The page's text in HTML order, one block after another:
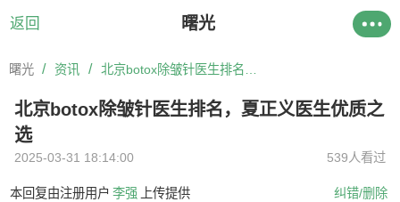
返回 曙光
曙光 / 资讯 /
北京botox除皱针医生排名，夏正义医生优质之
选
2025-03-31 18:14:00 539人看过
本回复由注册用户 李强 上传提供 纠错/删除